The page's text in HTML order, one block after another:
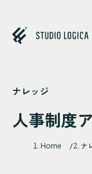
ナレッジ
人事制度
Home ナ